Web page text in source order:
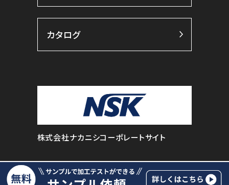
カタログ
株式会社ナカニシコーポレートサイト
© NAKANISHI INC. All Rights Reserved.